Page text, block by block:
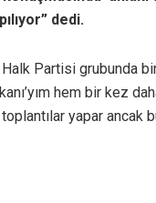
dedi.
Partisi grubunda bir
hem bir kez
toplantılar yapar ancak